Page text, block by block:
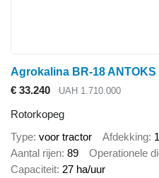
Agrokalina BR-18 ANTOKS
€ 33.240
UAH 1.710.000
Rotorkopeg
Type voor tractor Afdekking
Aantal rijen 89 Operationele
Capaciteit 27 ha/uur